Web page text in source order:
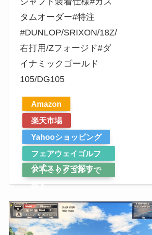
タムオーダー#特注
#DUNLOP/SRIXON/18Z/
右打用/Zフォージド#ダ
イナミックゴールド
105/DG105
Amazon
楽天市場
Yahooショッピング
フェアウェイゴルフ
公式ストアで探す
アトミックゴルフで
探す